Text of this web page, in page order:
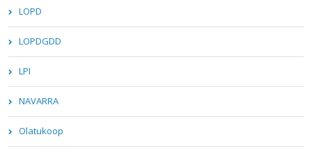
LOPD
LOPDGDD
LPI
NAVARRA
Olatukoop